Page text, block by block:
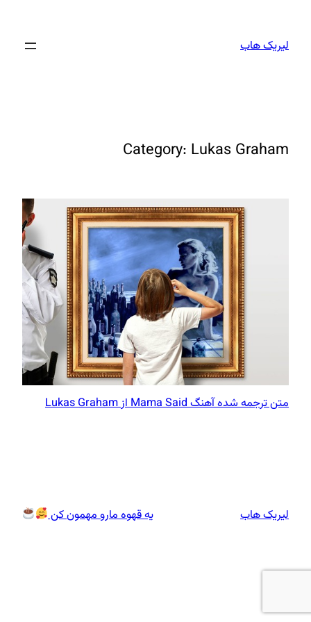
content
لیریک هاب
Category: Lukas Graham
متن ترجمه شده آهنگ Mama Said از Lukas Graham
لیریک هاب یه قهوه مارو مهمون کن